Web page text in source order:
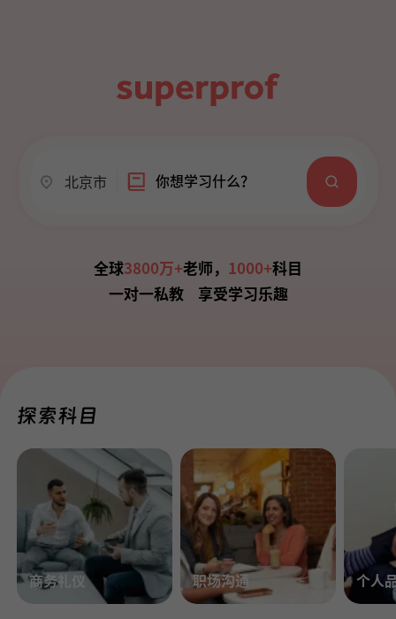
北京市 你想学习什么？
全球3800万+老师， 1000+科目
一对一私教 享受学习乐趣
探索科目
商务礼仪 职场沟通 个人